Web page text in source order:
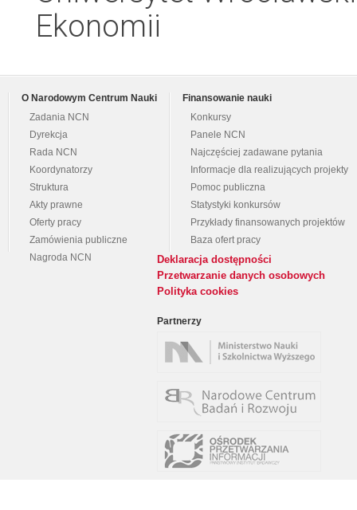
Ekonomii
O Narodowym Centrum Nauki
Zadania NCN
Dyrekcja
Rada NCN
Koordynatorzy
Struktura
Akty prawne
Oferty pracy
Zamówienia publiczne
Nagroda NCN
Finansowanie nauki
Konkursy
Panele NCN
Najczęściej zadawane pytania
Informacje dla realizujących projekty
Pomoc publiczna
Statystyki konkursów
Przykłady finansowanych projektów
Baza ofert pracy
Deklaracja dostępności
Przetwarzanie danych osobowych
Polityka cookies
Partnerzy